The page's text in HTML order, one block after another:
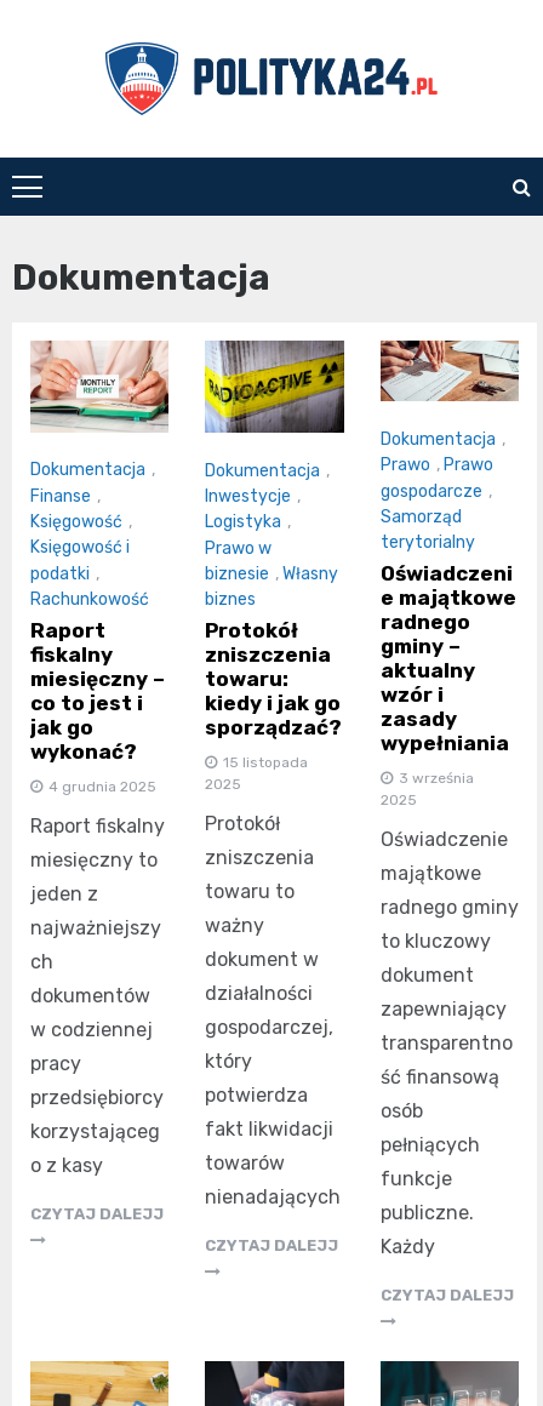
polityka24.pl
Dokumentacja
Dokumentacja ,
Finanse ,
Księgowość ,
Księgowość i
podatki ,
Rachunkowość
Raport
fiskalny
miesięczny –
co to jest i
jak go
wykonać?
4 grudnia 2025
Raport fiskalny
miesięczny to
jeden z
najważniejszy
ch
dokumentów
w codziennej
pracy
przedsiębiorcy
korzystająceg
o z kasy
CZYTAJ DALEJJ
Dokumentacja ,
Inwestycje ,
Logistyka ,
Prawo w
biznesie ,Własny
biznes
Protokół
zniszczenia
towaru:
kiedy i jak go
sporządzać?
15 listopada
2025
Protokół
zniszczenia
towaru to
ważny
dokument w
działalności
gospodarczej,
który
potwierdza
fakt likwidacji
towarów
nienadających
CZYTAJ DALEJJ
Dokumentacja ,
Prawo , Prawo
gospodarcze ,
Samorząd
terytorialny
Oświadczeni
e majątkowe
radnego
gminy –
aktualny
wzór i
zasady
wypełniania
3 września
2025
Oświadczenie
majątkowe
radnego gminy
to kluczowy
dokument
zapewniający
transparentno
ść finansową
osób
pełniących
funkcje
publiczne.
Każdy
CZYTAJ DALEJJ